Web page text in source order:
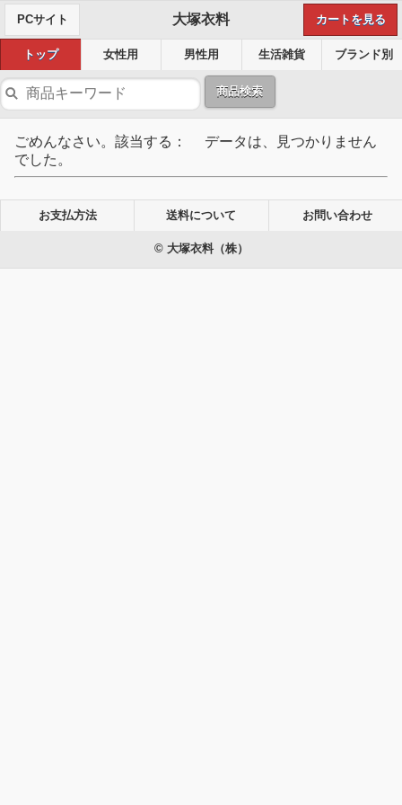
PCサイト 大塚衣料 カートを見る
トップ 女性用 男性用 生活雑貨 ブランド別
商品検索
ごめんなさい。該当する： データは、見つかりません
でした。
お支払方法 送料について お問い合わせ
© 大塚衣料（株）